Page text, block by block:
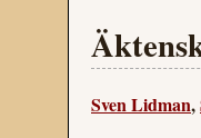
Sven Lidman,